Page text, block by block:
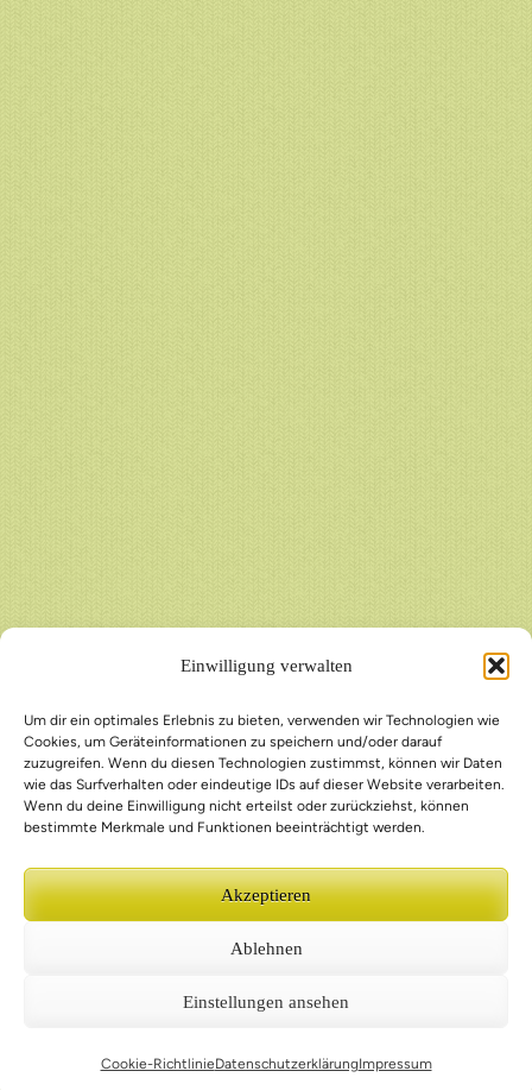
Einwilligung verwalten
Um dir ein optimales Erlebnis zu bieten, verwenden wir Technologien wie
Cookies, um Geräteinformationen zu speichern und/oder darauf
zuzugreifen. Wenn du diesen Technologien zustimmst, können wir Daten
wie das Surfverhalten oder eindeutige IDs auf dieser Website verarbeiten.
Wenn du deine Einwilligung nicht erteilst oder zurückziehst, können
bestimmte Merkmale und Funktionen beeinträchtigt werden.
Akzeptieren
Ablehnen
Einstellungen ansehen
Cookie-RichtlinieDatenschutzerklärungImpressum